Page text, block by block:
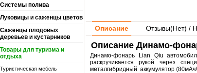
Системы полива
Луковицы и саженцы цветов
Саженцы плодовых
деревьев и кустарников
Товары для туризма и
отдыха
Туристическая мебель
Описание Отзывы(Нет) /
Описание Динамо-
Динамо-фонарь Lian Qiu
раскручивается рукой через
металгибридный аккумулятор